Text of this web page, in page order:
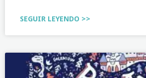
SEGUIR LEYENDO >>